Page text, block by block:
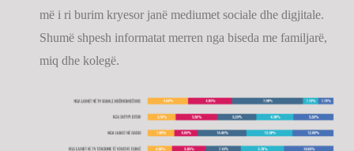
më i ri burim kryesor janë mediumet sociale dhe digjitale.
Shumë shpesh informatat merren nga biseda me familjarë,
miq dhe kolegë.